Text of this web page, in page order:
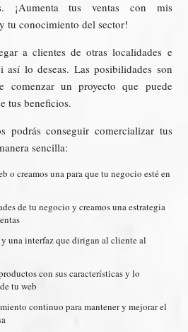
¡Aumenta tus ventas con mis
tu conocimiento del sector!
a clientes de otras localidades e
así lo deseas. Las posibilidades son
comenzar un proyecto que puede
tus beneficios.
podrás conseguir comercializar tus
sencilla:
o creamos una para que tu negocio esté en
de tu negocio y creamos una estrategia
y una interfaz que dirigan al cliente al
con sus características y lo
tu web
continuo para mantener y mejorar el